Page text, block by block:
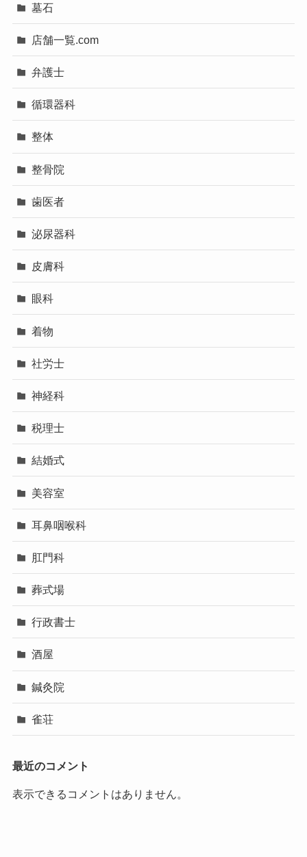
墓石
店舗一覧.com
弁護士
循環器科
整体
整骨院
歯医者
泌尿器科
皮膚科
眼科
着物
社労士
神経科
税理士
結婚式
美容室
耳鼻咽喉科
肛門科
葬式場
行政書士
酒屋
鍼灸院
雀荘
最近のコメント
表示できるコメントはありません。